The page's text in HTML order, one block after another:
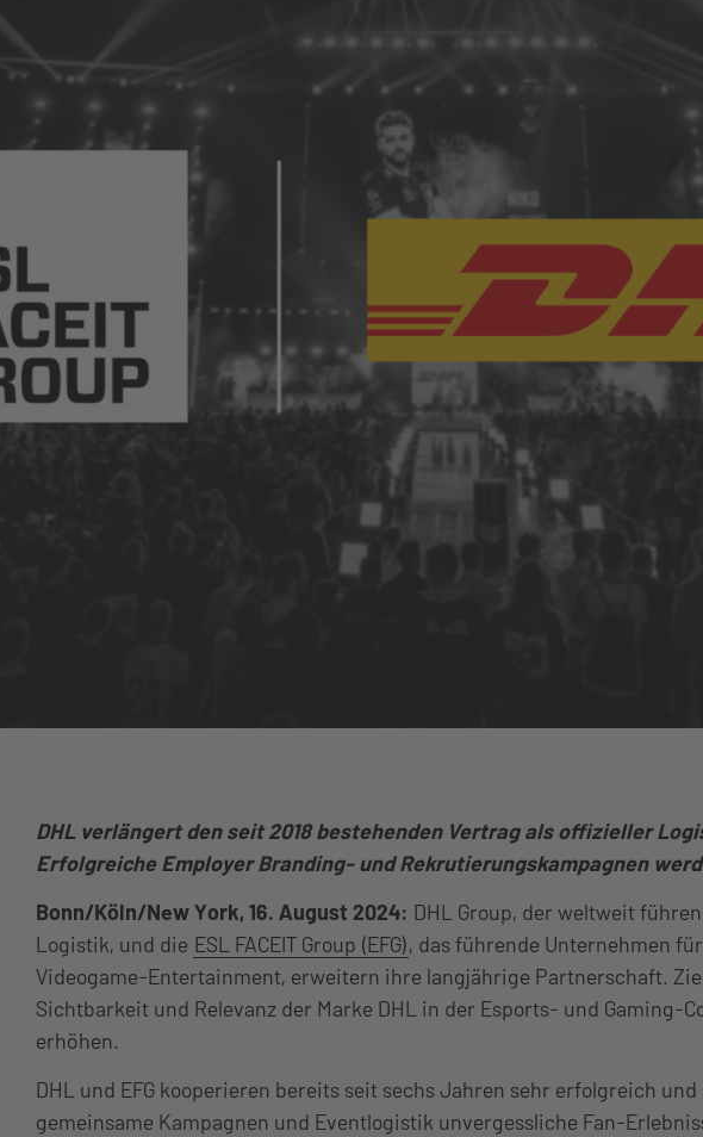
DHL verlängert den seit 2018 bestehenden Vertrag als offizieller
Erfolgreiche Employer Branding- und Rekrutierungskampagnen
Bonn/Köln/New York, 16. August 2024: DHL Group, der weltweit
Logistik, und die ESL FACEIT Group (EFG), das führende Unternehmen
Videogame-Entertainment, erweitern ihre langjährige Partnerschaft.
Sichtbarkeit und Relevanz der Marke DHL in der Esports- und Gaming-
erhöhen.
DHL und EFG kooperieren bereits seit sechs Jahren sehr erfolgreich
gemeinsame Kampagnen und Eventlogistik unvergessliche Fan-